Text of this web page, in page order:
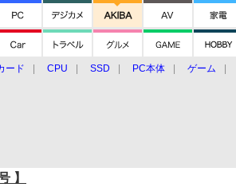
ード CPU SSD PC本体 ゲーム
】